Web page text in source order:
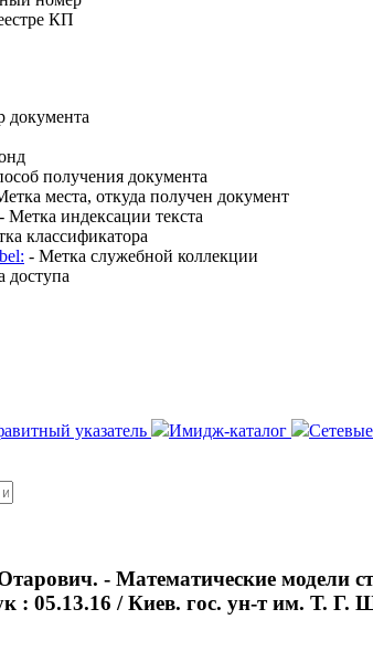
КП
документа
получения документа
места, откуда получен документ
- Метка индексации текста
классификатора
- Метка служебной коллекции
доступа
указатель Имидж-каталог
- Математические модели
: 05.13.16 / Киев. гос. ун-т им. Т. Г.